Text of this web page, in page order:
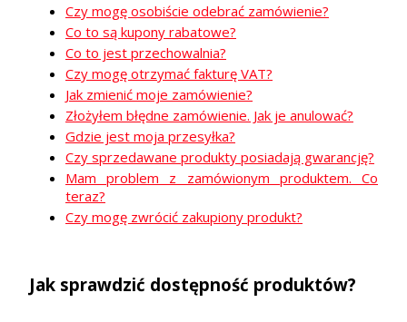
Czy mogę osobiście odebrać zamówienie?
Co to są kupony rabatowe?
Co to jest przechowalnia?
Czy mogę otrzymać fakturę VAT?
Jak zmienić moje zamówienie?
Złożyłem błędne zamówienie. Jak je anulować?
Gdzie jest moja przesyłka?
Czy sprzedawane produkty posiadają gwarancję?
Mam problem z zamówionym produktem. Co
teraz?
Czy mogę zwrócić zakupiony produkt?
Jak sprawdzić dostępność produktów?